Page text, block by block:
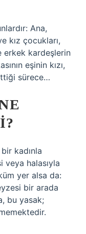
Ana,
kız çocukları,
erkek kardeşlerin
eşinin kızı,
sürece…
kadınla
veya halasıyla
yer alsa da:
bir arada
bu yasak;